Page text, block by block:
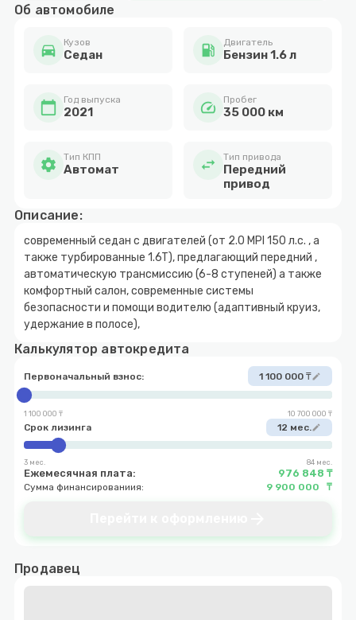
Об автомобиле
directions_car Кузов
Cедан local_gas_station Двигатель
Бензин 1.6 л
calendar_today Год выпуска
2021 speed Пробег
35 000 км
settings Тип КПП
Автомат swap_horiz Тип привода
Передний
привод
Описание:
современный седан с двигателей (от 2.0 MPI 150 л.с. , а
также турбированные 1.6T), предлагающий передний ,
автоматическую трансмиссию (6-8 ступеней) а также
комфортный салон, современные системы
безопасности и помощи водителю (адаптивный круиз,
удержание в полосе),
Калькулятор автокредита
Первоначальный взнос: 1 100 000 ₸edit
1 100 000 ₸ 10 700 000 ₸
Срок лизинга 12 мес.edit
3 мес. 84 мес.
Ежемесячная плата: 976 848 ₸
Сумма финансированиия: 9 900 000 ₸
Продавец